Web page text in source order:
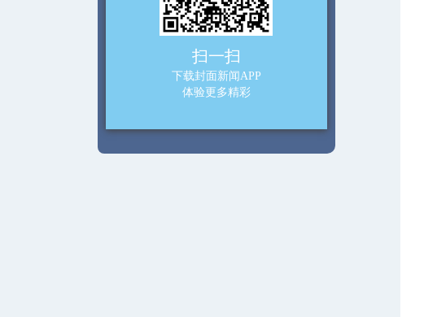
扫一扫
下载封面新闻APP
体验更多精彩